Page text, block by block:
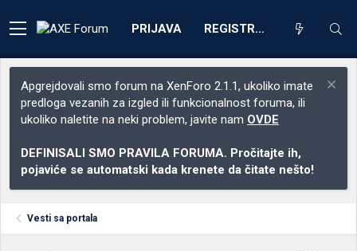
PRIJAVA REGISTRACIJA
Apgrejdovali smo forum na XenForo 2.1.1, ukoliko imate
predloga vezanih za izgled ili funkcionalnost foruma, ili
ukoliko naletite na neki problem, javite nam OVDE
DEFINISALI SMO PRAVILA FORUMA. Pročitajte ih,
pojaviće se automatski kada krenete da čitate nešto!
Vesti sa portala